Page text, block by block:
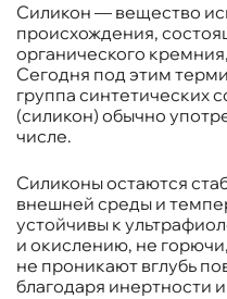
Силикон — вещество
происхождения,
органического
Сегодня под этим
группа синтетических
(силикон) обычно
числе.
Силиконы остаются
внешней среды и
устойчивы к
и окислению, не
не проникают вглубь
благодаря инертности